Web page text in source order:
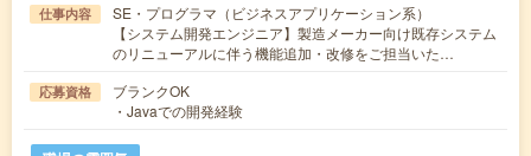
仕事内容
SE・プログラマ（ビジネスアプリケーション系）
【システム開発エンジニア】製造メーカー向け既存システム
のリニューアルに伴う機能追加・改修をご担当いた…
応募資格
ブランクOK
・Javaでの開発経験